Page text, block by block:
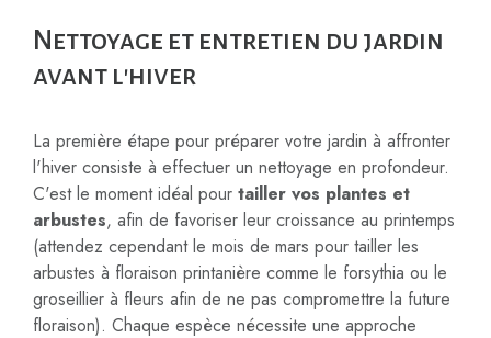
Nettoyage et entretien du jardin
avant l'hiver
La première étape pour préparer votre jardin à affronter
l'hiver consiste à effectuer un nettoyage en profondeur.
C'est le moment idéal pour tailler vos plantes et
arbustes, afin de favoriser leur croissance au printemps
(attendez cependant le mois de mars pour tailler les
arbustes à floraison printanière comme le forsythia ou le
groseillier à fleurs afin de ne pas compromettre la future
floraison). Chaque espèce nécessite une approche